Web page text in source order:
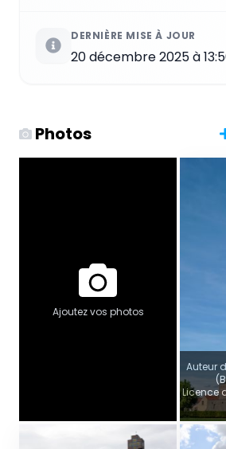
DERNIÈRE MISE À JOUR
20 décembre 2025 à
Photos
Ajoutez vos photos
Auteur
Licence